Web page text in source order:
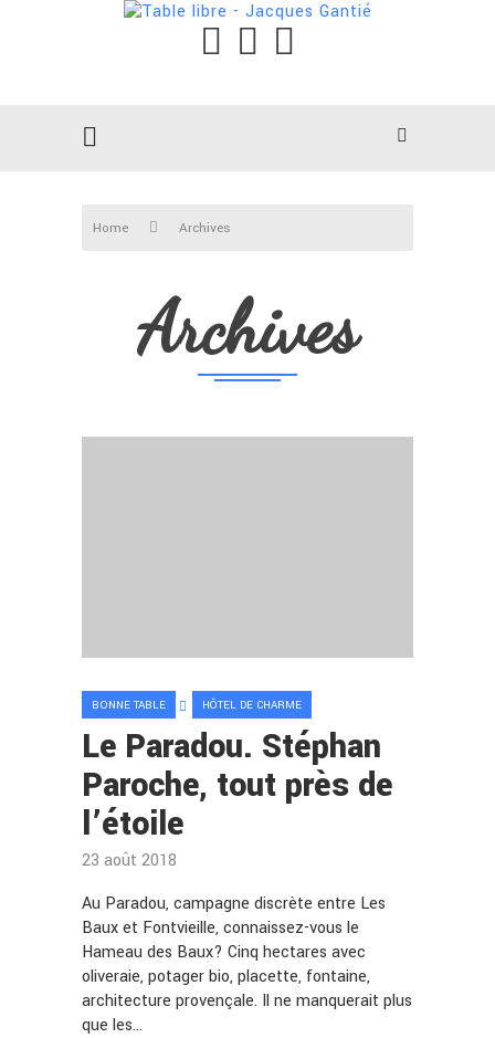
Home Archives
Archives
BONNE TABLE HÔTEL DE CHARME
Le Paradou. Stéphan
Paroche, tout près de
l’étoile
23 août 2018
Au Paradou, campagne discrète entre Les
Baux et Fontvieille, connaissez-vous le
Hameau des Baux? Cinq hectares avec
oliveraie, potager bio, placette, fontaine,
architecture provençale. Il ne manquerait plus
que les…